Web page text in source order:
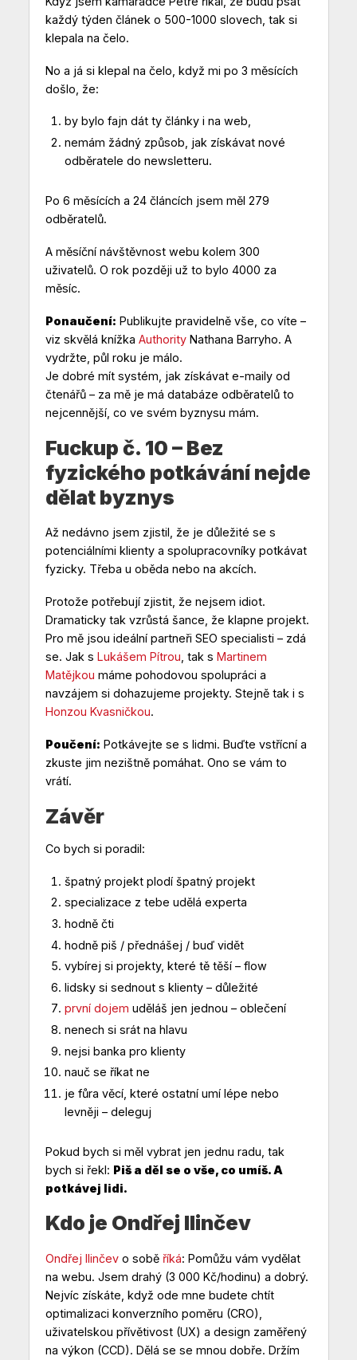
každý týden článek o 500-1000 slovech, tak si
klepala na čelo.
No a já si klepal na čelo, když mi po 3 měsících
došlo, že:
by bylo fajn dát ty články i na web,
nemám žádný způsob, jak získávat nové
odběratele do newsletteru.
Po 6 měsících a 24 článcích jsem měl 279
odběratelů.
A měsíční návštěvnost webu kolem 300
uživatelů. O rok později už to bylo 4000 za
měsíc.
Ponaučení: Publikujte pravidelně vše, co víte –
viz skvělá knížka AuthorityNathana Barryho. A
vydržte, půl roku je málo.
Je dobré mít systém, jak získávat e-maily od
čtenářů – za mě je má databáze odběratelů to
nejcennější, co ve svém byznysu mám.
Fuckup č. 10 – Bez
fyzického potkávání nejde
dělat byznys
Až nedávno jsem zjistil, že je důležité se s
potenciálními klienty a spolupracovníky potkávat
fyzicky. Třeba u oběda nebo na akcích.
Protože potřebují zjistit, že nejsem idiot.
Dramaticky tak vzrůstá šance, že klapne projekt.
Pro mě jsou ideální partneři SEO specialisti – zdá
se. Jak s Lukášem Pítrou , tak s Martinem
Matějkou máme pohodovou spolupráci a
navzájem si dohazujeme projekty. Stejně tak i s
Honzou Kvasničkou.
Poučení: Potkávejte se s lidmi. Buďte vstřícní a
zkuste jim nezištně pomáhat. Ono se vám to
vrátí.
Závěr
Co bych si poradil:
špatný projekt plodí špatný projekt
specializace z tebe udělá experta
hodně čti
hodně piš / přednášej / buď vidět
vybírej si projekty, které tě těší – flow
lidsky si sednout s klienty – důležité
první dojem uděláš jen jednou – oblečení
nenech si srát na hlavu
nejsi banka pro klienty
nauč se říkat ne
je fůra věcí, které ostatní umí lépe nebo
levněji – deleguj
Pokud bych si měl vybrat jen jednu radu, tak
bych si řekl: Piš a děl se o vše, co umíš. A
potkávej lidi.
Kdo je Ondřej Ilinčev
Ondřej Ilinčevo sobě říká: Pomůžu vám vydělat
na webu. Jsem drahý (3 000 Kč/hodinu) a dobrý.
Nejvíc získáte, když ode mne budete chtít
optimalizaci konverzního poměru (CRO),
uživatelskou přívětivost (UX) a design zaměřený
na výkon (CCD). Dělá se se mnou dobře. Držím